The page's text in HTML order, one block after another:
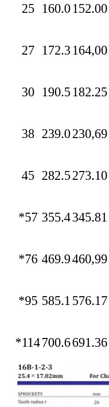
25 160.0152.00
27 172.3164,00
30 190.5182.25
38 239.0230,69
45 282.5273.10
*57 355.4345.81
*76 469.9460,99
*95 585.1 576.17
*114700.6691.36